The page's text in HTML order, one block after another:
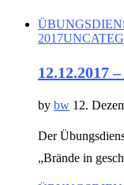
2017
12.12.2017
by bw 12.
Der
„Brände in